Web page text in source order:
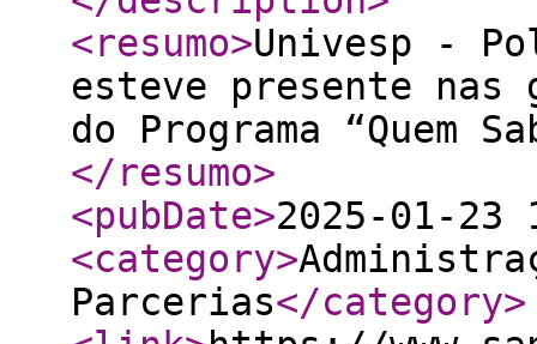
<resumo>Univesp -
esteve presente nas
do Programa “Quem
</resumo>
<pubDate>2025-01-23
<category>
Parcerias</category>